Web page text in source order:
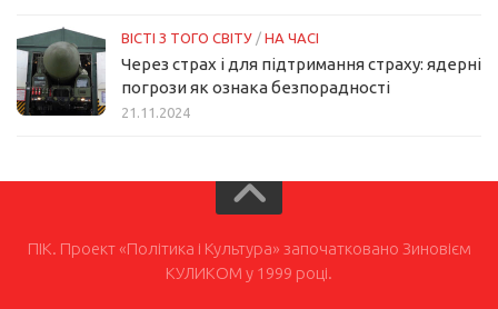
ВІСТІ З ТОГО СВІТУ / НА ЧАСІ
Через страх і для підтримання страху: ядерні
погрози як ознака безпорадності
21.11.2024
ПІК. Проект «Політика і Культура» започатковано Зиновієм
КУЛИКОМ у 1999 році.